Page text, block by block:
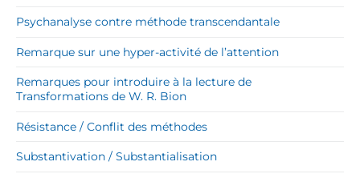
Psychanalyse contre méthode transcendantale
Remarque sur une hyper-activité de l’attention
Remarques pour introduire à la lecture de
Transformations de W. R. Bion
Résistance / Conflit des méthodes
Substantivation / Substantialisation